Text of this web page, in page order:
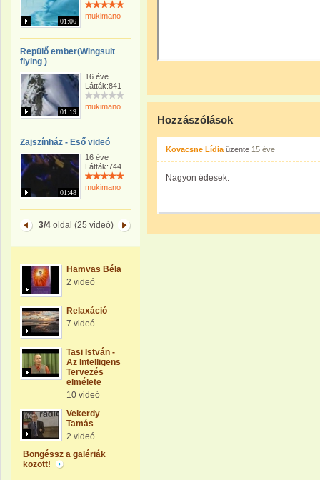
01:06
mukimano
Repülő ember(Wingsuit
flying )
01:19
16 éve
Látták:841
mukimano
Zajszínház - Eső videó
01:48
16 éve
Látták:744
mukimano
3/4oldal (25 videó)
Hamvas Béla
2 videó
Relaxáció
7 videó
Tasi István -
Az Intelligens
Tervezés
elmélete
10 videó
Vekerdy
Tamás
2 videó
Böngéssz a galériák
között!
Hozzászólások
Kovacsne Lídia üzente 15 éve
Nagyon édesek.